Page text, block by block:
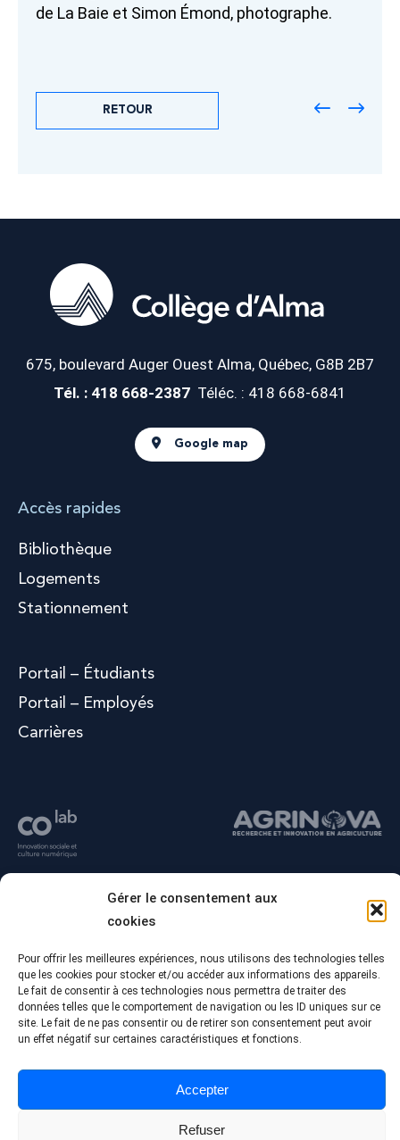
Gérer le consentement aux
cookies
Pour offrir les meilleures expériences, nous utilisons des technologies telles
que les cookies pour stocker et/ou accéder aux informations des appareils.
Le fait de consentir à ces technologies nous permettra de traiter des
données telles que le comportement de navigation ou les ID uniques sur ce
site. Le fait de ne pas consentir ou de retirer son consentement peut avoir
un effet négatif sur certaines caractéristiques et fonctions.
Accepter
Refuser
de La Baie et Simon Émond, photographe.
RETOUR
675, boulevard Auger Ouest Alma, Québec, G8B 2B7
Tél. : 418 668-2387 Téléc. : 418 668-6841
Google map
Accès rapides
Bibliothèque
Logements
Stationnement
Portail – Étudiants
Portail – Employés
Carrières
© Tous droits réservés - Collège Alma
Conception Web :Agence Polka/Arsenal